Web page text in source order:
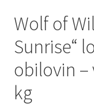
Bozita pro psy
Brit pro psy
Granule pro psy
Wolf of
Sunrise“
obilovin –
kg